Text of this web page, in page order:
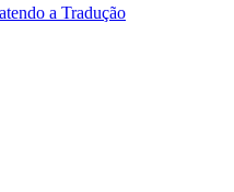
a Tradução